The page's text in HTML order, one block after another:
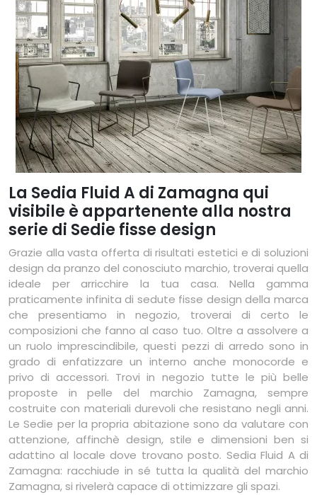
La Sedia Fluid A di Zamagna qui
visibile è appartenente alla nostra
serie di Sedie fisse design
Grazie alla vasta offerta di risultati estetici e di soluzioni
design da pranzo del conosciuto marchio, troverai quella
ideale per arricchire la tua casa. Nella gamma
praticamente infinita di sedute fisse design della marca
che presentiamo in negozio, troverai di certo le
composizioni che fanno al caso tuo. Oltre a assolvere a
un ruolo imprescindibile, questi pezzi di arredo sono in
grado di enfatizzare un interno anche monocorde e
privo di accessori. Trovi in negozio tutte le più belle
proposte in pelle del marchio Zamagna, sempre
costruite con materiali durevoli che resistano negli anni.
Le Sedie per la propria abitazione sono da valutare con
attenzione, affinchè design, stile e dimensioni ben si
adattino al locale dove trovano posto. Sedia Fluid A di
Zamagna: racchiude in sé tutta la qualità del marchio
Zamagna, si rivelerà capace di ottimizzare gli spazi.